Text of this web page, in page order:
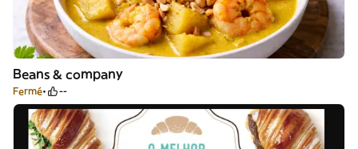
Beans & company
Fermé --